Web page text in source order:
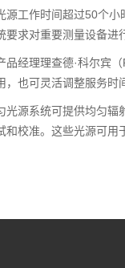
源工作时间超过50个
要求对重要测量设备进
品经理理查德·科尔宾
，也可灵活调整服务时
光源系统可提供均匀辐
和校准。这些光源可用